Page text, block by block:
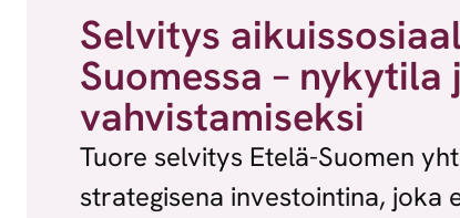
Selvitys
Suomessa –
vahvistamiseksi
Tuore selvitys Etelä-Suomen
strategisena investointina, joka